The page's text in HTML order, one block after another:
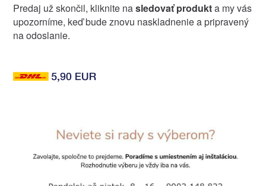
Predaj už skončil, kliknite nasledovať produkta my vás
upozorníme, keď bude znovu naskladnenie a pripravený
na odoslanie.